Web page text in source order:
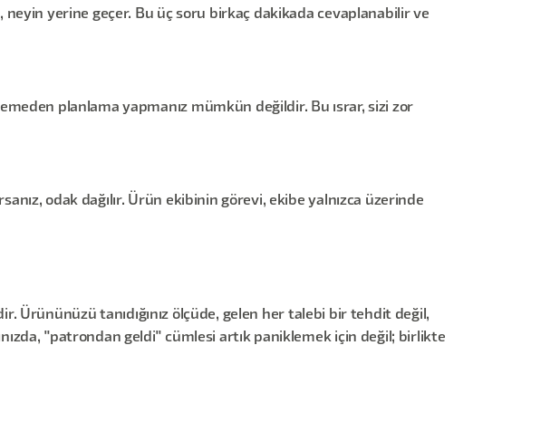
neyin yerine geçer. Bu üç soru birkaç dakikada cevaplanabilir ve
planlama yapmanız mümkün değildir. Bu ısrar, sizi zor
odak dağılır. Ürün ekibinin görevi, ekibe yalnızca üzerinde
Ürününüzü tanıdığınız ölçüde, gelen her talebi bir tehdit değil,
"patrondan geldi" cümlesi artık paniklemek için değil; birlikte